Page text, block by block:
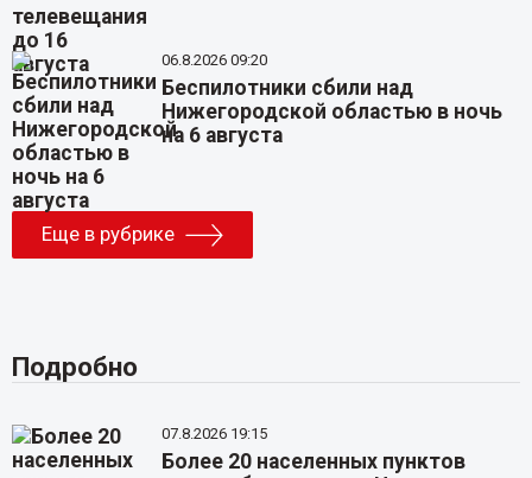
06.8.2026 09:20
Беспилотники сбили над
Нижегородской областью в ночь
на 6 августа
Еще в рубрике
Подробно
07.8.2026 19:15
Более 20 населенных пунктов